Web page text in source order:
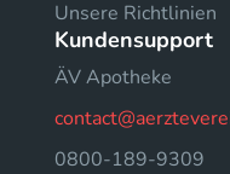
Unsere Richtlinien
Kundensupport
ÄV Apotheke
0800-189-9309